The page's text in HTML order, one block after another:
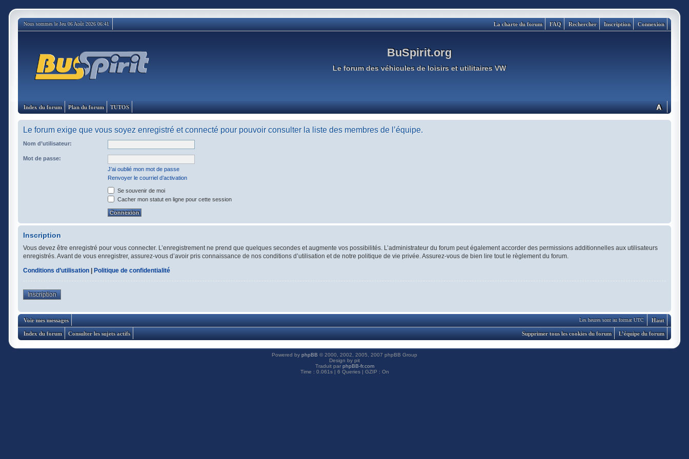
Nous sommes le Jeu 06 Août 2026 06:41 Connexion
Inscription
Rechercher
FAQ
La charte du forum
BuSpirit.org
Le forum des véhicules de loisirs et utilitaires VW
Index du forum Plan du forum TUTOS
Le forum exige que vous soyez enregistré et connecté pour pouvoir consulter la liste des membres de l’équipe.
Nom d’utilisateur:
Mot de passe:
J’ai oublié mon mot de passe
Renvoyer le courriel d’activation
Se souvenir de moi
Cacher mon statut en ligne pour cette session
Inscription
Vous devez être enregistré pour vous connecter. L’enregistrement ne prend que quelques secondes et augmente vos possibilités. L’administrateur du forum peut également accorder des permissions additionnelles aux utilisateurs
enregistrés. Avant de vous enregistrer, assurez-vous d’avoir pris connaissance de nos conditions d’utilisation et de notre politique de vie privée. Assurez-vous de bien lire tout le règlement du forum.
Conditions d’utilisation
Politique de confidentialité
Inscription
Haut
Les heures sont au format UTC
Voir mes messages
Index du forum Consulter les sujets actifs L’équipe du forum
Supprimer tous les cookies du forum
Powered by phpBB © 2000, 2002, 2005, 2007 phpBB Group
Design by pit
Traduit par phpBB-fr.com
Time : 0.061s | 6 Queries | GZIP : On